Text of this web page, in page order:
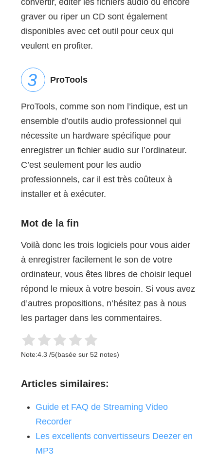
graver ou riper un CD sont également
disponibles avec cet outil pour ceux qui
veulent en profiter.
ProTools
ProTools, comme son nom l’indique, est un
ensemble d’outils audio professionnel qui
nécessite un hardware spécifique pour
enregistrer un fichier audio sur l’ordinateur.
C’est seulement pour les audio
professionnels, car il est très coûteux à
installer et à exécuter.
Mot de la fin
Voilà donc les trois logiciels pour vous aider
à enregistrer facilement le son de votre
ordinateur, vous êtes libres de choisir lequel
répond le mieux à votre besoin. Si vous avez
d’autres propositions, n’hésitez pas à nous
les partager dans les commentaires.
Note:4.3 /5(basée sur 52 notes)
Articles similaires:
Guide et FAQ de Streaming Video
Recorder
Les excellents convertisseurs Deezer en
MP3